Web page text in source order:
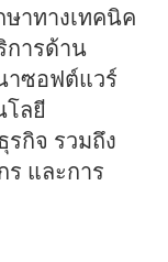
าทางเทคนิค
การด้าน
าซอฟต์แวร์
โลยี
รกิจ รวมถึง
และการ